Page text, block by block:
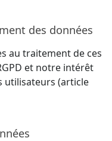
des données
au traitement de ces
et notre intérêt
utilisateurs (article